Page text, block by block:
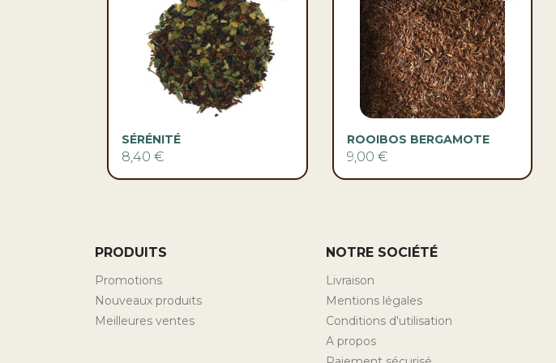
Aperçu rapide
SÉRÉNITÉ
8,40 €
Aperçu rapide
ROOIBOS BERGAMOTE
9,00 €
PRODUITS
Promotions
Nouveaux produits
Meilleures ventes
NOTRE SOCIÉTÉ
Livraison
Mentions légales
Conditions d'utilisation
A propos